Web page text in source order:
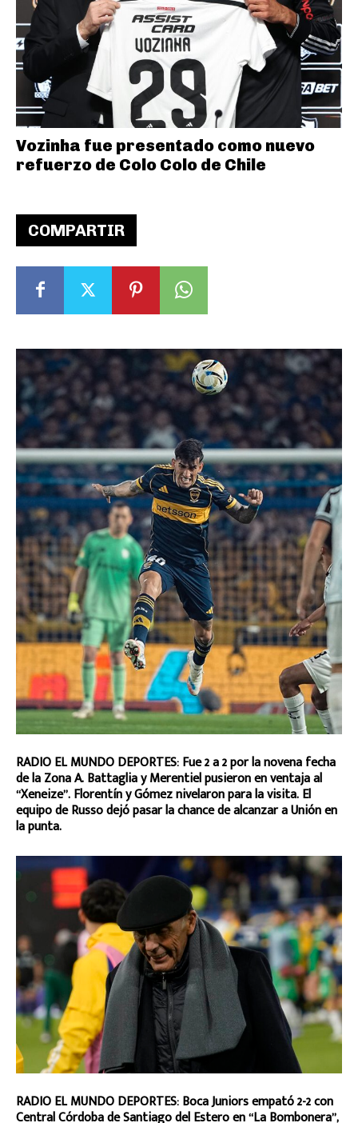
COMPARTIR
RADIO EL MUNDO DEPORTES: Fue 2 a 2 por la novena fecha
de la Zona A. Battaglia y Merentiel pusieron en ventaja al
“Xeneize”. Florentín y Gómez nivelaron para la visita. El
equipo de Russo dejó pasar la chance de alcanzar a Unión en
la punta.
RADIO EL MUNDO DEPORTES: Boca Juniors empató 2-2 con
Central Córdoba de Santiago del Estero en “La Bombonera”,
Vozinha fue presentado como nuevo
refuerzo de Colo Colo de Chile